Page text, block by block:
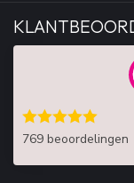
769 beoordelingen